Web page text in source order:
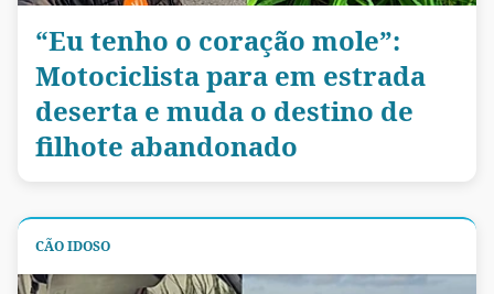
“Eu tenho o coração mole”:
Motociclista para em estrada
deserta e muda o destino de
filhote abandonado
CÃO IDOSO